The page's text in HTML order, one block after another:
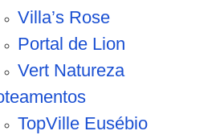
Villa’s Rose
Portal de Lion
Vert Natureza
TopVille Eusébio